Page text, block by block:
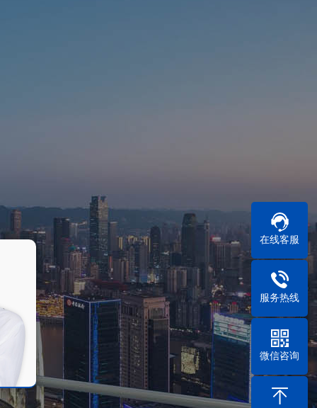
收费标准
Experience
委托流程
Popularity
催收方式
Purpose
回款时长
Intimate service
在线客服
服务热线
微信咨询